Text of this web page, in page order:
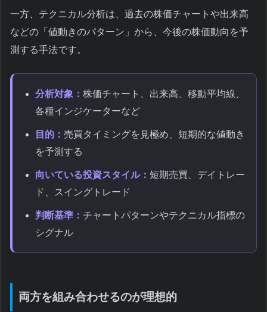
一方、テクニカル分析は、過去の株価チャートや出来高
などの「値動きのパターン」から、今後の株価動向を予
測する手法です。
分析対象： 株価チャート、出来高、移動平均線、
各種インジケーターなど
目的： 売買タイミングを見極め、短期的な値動き
を予測する
向いている投資スタイル： 短期売買、デイトレー
ド、スイングトレード
判断基準： チャートパターンやテクニカル指標の
シグナル
両方を組み合わせるのが理想的